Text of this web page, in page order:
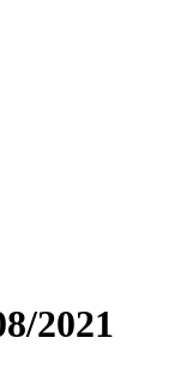
2021